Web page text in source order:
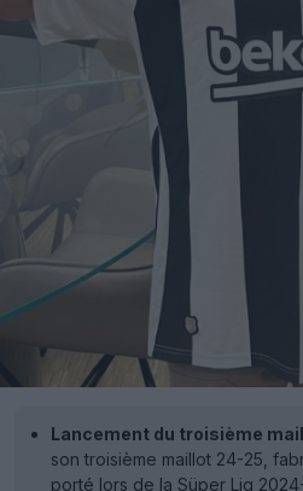
Lancement du troisième
son troisième maillot 24-25,
porté lors de la Süper Lig